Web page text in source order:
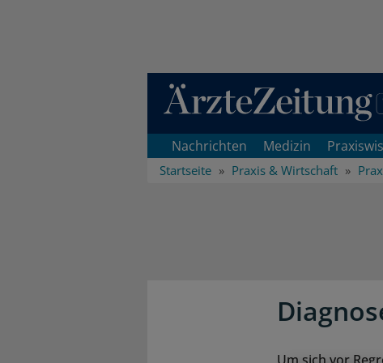
Direkt zum Inhaltsbereich
Nachrichten Medizin
Startseite Praxis & Wirtschaft